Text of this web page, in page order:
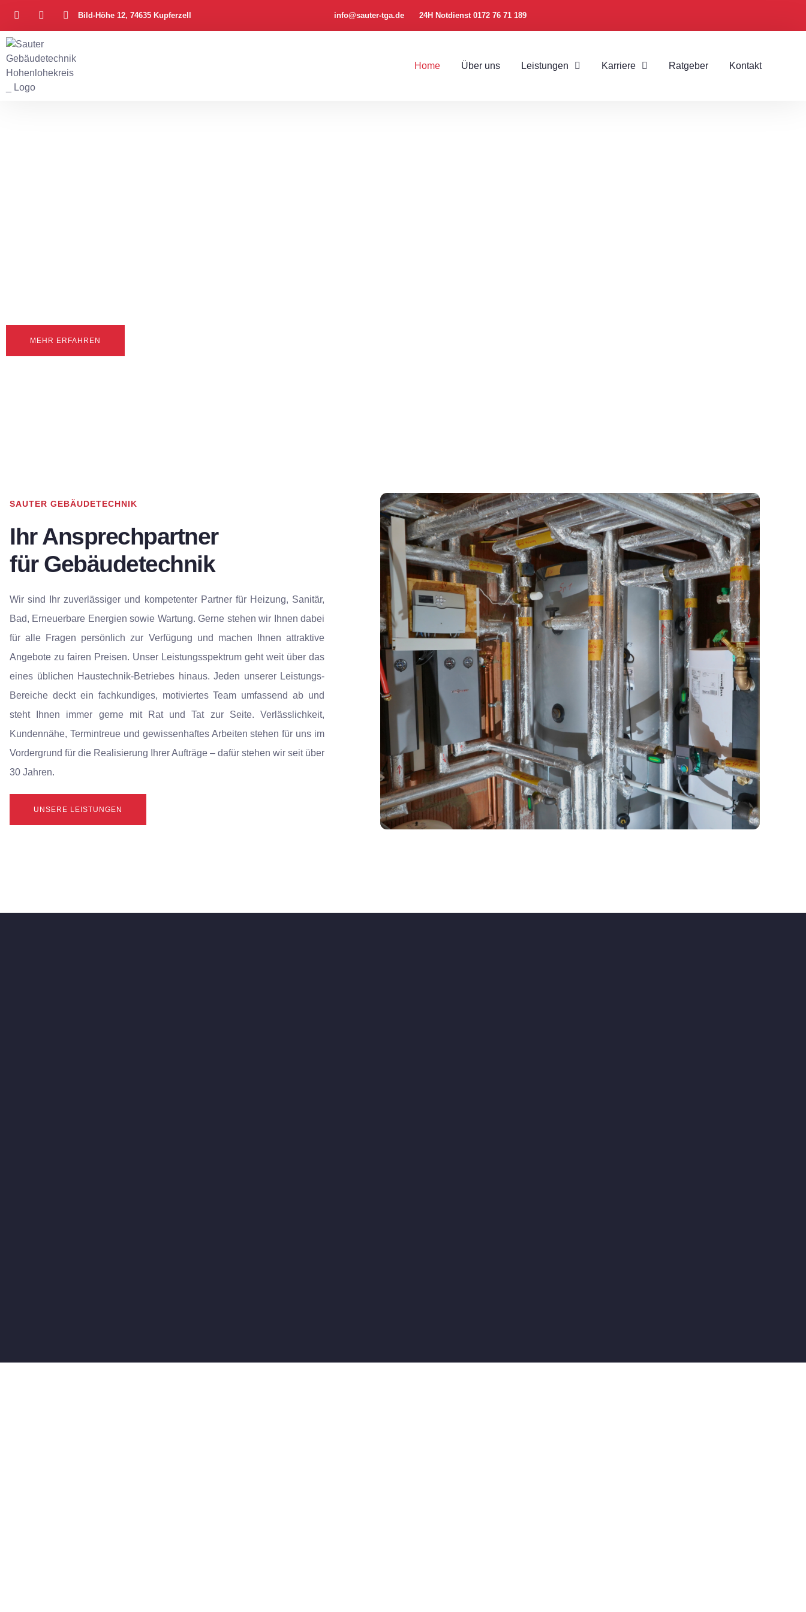
springen
Bild-Höhe 12, 74635 Kupferzell info@sauter-tga.de 24H Notdienst 0172 76 71 189
Home Über uns Leistungen Karriere Ratgeber Kontakt
MEHR ERFAHREN
SAUTER GEBÄUDETECHNIK
Ihr Ansprechpartner
für Gebäudetechnik
Wir sind Ihr zuverlässiger und kompetenter Partner für Heizung, Sanitär,
Bad, Erneuerbare Energien sowie Wartung. Gerne stehen wir Ihnen dabei
für alle Fragen persönlich zur Verfügung und machen Ihnen attraktive
Angebote zu fairen Preisen. Unser Leistungsspektrum geht weit über das
eines üblichen Haustechnik-Betriebes hinaus. Jeden unserer Leistungs-
Bereiche deckt ein fachkundiges, motiviertes Team umfassend ab und
steht Ihnen immer gerne mit Rat und Tat zur Seite. Verlässlichkeit,
Kundennähe, Termintreue und gewissenhaftes Arbeiten stehen für uns im
Vordergrund für die Realisierung Ihrer Aufträge – dafür stehen wir seit über
30 Jahren.
UNSERE LEISTUNGEN